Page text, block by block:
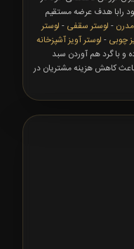
رابا هدف عرضه مستقیم
- لوستر سقفی - لوستر
چوبی - لوستر آویز آشپزخانه
و با گرد هم آوردن سبد
کاهش هزینه مشتریان در